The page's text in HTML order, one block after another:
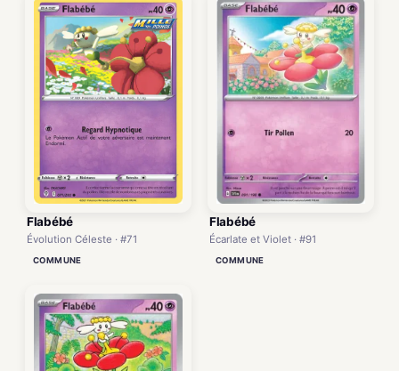
Flabébé
Évolution Céleste · #71
COMMUNE
Flabébé
Écarlate et Violet · #91
COMMUNE